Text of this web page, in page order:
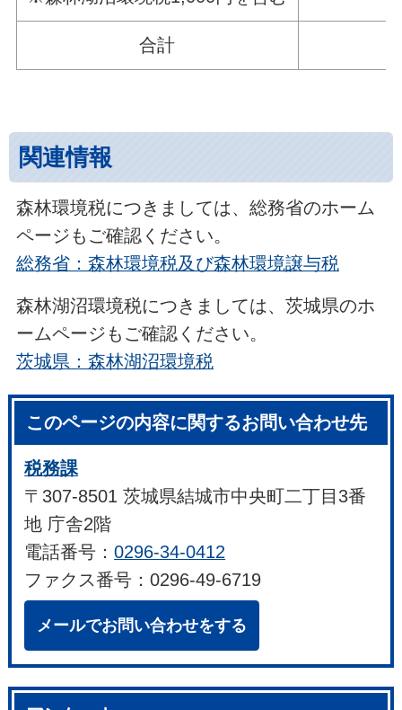
合計
関連情報
森林環境税につきましては、総務省のホーム
ページもご確認ください。
総務省：森林環境税及び森林環境譲与税
森林湖沼環境税につきましては、茨城県のホ
ームページもご確認ください。
茨城県：森林湖沼環境税
このページの内容に関するお問い合わせ先
税務課
〒307-8501 茨城県結城市中央町二丁目3番
地 庁舎2階
電話番号：0296-34-0412
ファクス番号：0296-49-6719
メールでお問い合わせをする